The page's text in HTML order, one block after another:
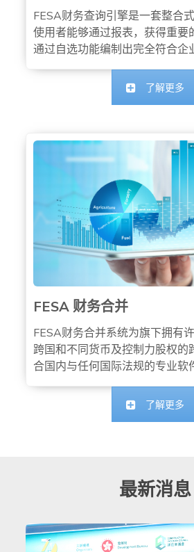
FESA财务查询引擎是一套整合
使用者能够通过报表，获得重要
通过自选功能编制出完全符合企
了解更多
FESA 财务合并
FESA财务合并系统为旗下拥有
跨国和不同货币及控制力股权的
合国内与任何国际法规的专业软
了解更多
最新消息